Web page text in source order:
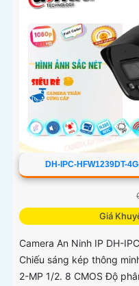
DH-IPC-HFW1239DT-
Giá
Camera An Ninh IP DH-
Chiếu sáng kép thông
2-MP 1/2. 8 CMOS Độ